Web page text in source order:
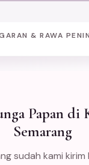
& RAWA
Papan di
Semarang
sudah kami kirim